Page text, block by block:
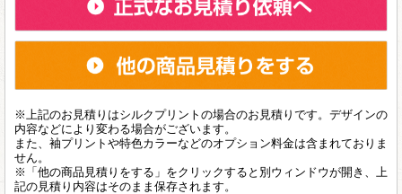
※上記のお見積りはシルクプリントの場合のお見積りです。デザインの
内容などにより変わる場合がございます。
また、袖プリントや特色カラーなどのオプション料金は含まれておりま
せん。
※「他の商品見積りをする」をクリックすると別ウィンドウが開き、上
記の見積り内容はそのまま保存されます。